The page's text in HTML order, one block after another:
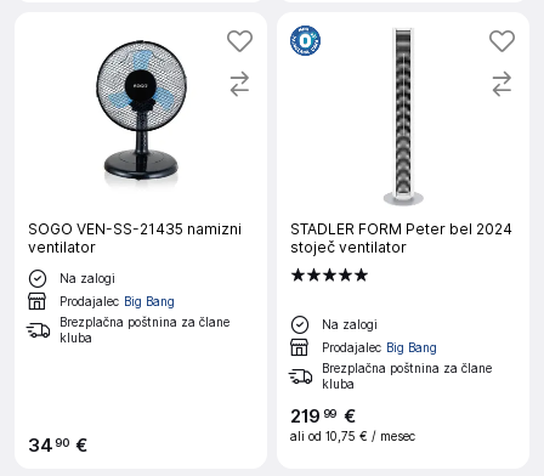
SOGO VEN-SS-21435 namizni
ventilator
Na zalogi
Prodajalec Big Bang
Brezplačna poštnina za člane
kluba
3490 €
STADLER FORM Peter bel 2024
stoječ ventilator
Na zalogi
Prodajalec Big Bang
Brezplačna poštnina za člane
kluba
219 99 €
ali od 10,75 € / mesec